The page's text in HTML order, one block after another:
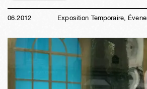
06.2012 Exposition Temporaire,